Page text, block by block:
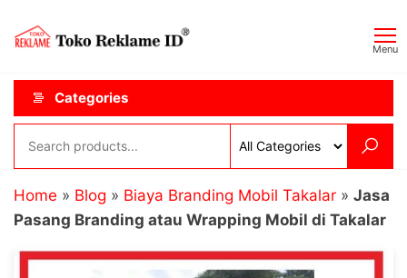
content
ID
Menu
Categories
Home » Blog » Biaya Branding Mobil Takalar » Jasa
Pasang Branding atau Wrapping Mobil di Takalar